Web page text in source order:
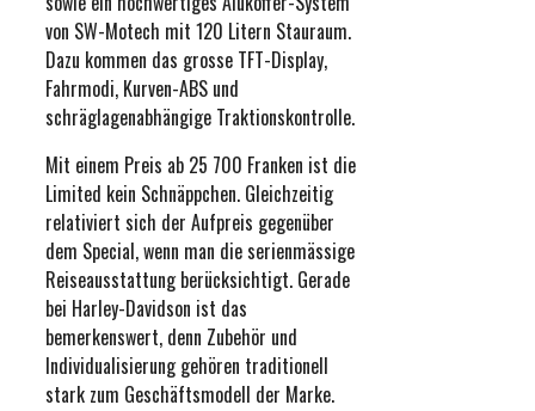
von SW-Motech mit 120 Litern Stauraum.
Dazu kommen das grosse TFT-Display,
Fahrmodi, Kurven-ABS und
schräglagenabhängige Traktionskontrolle.
Mit einem Preis ab 25 700 Franken ist die
Limited kein Schnäppchen. Gleichzeitig
relativiert sich der Aufpreis gegenüber
dem Special, wenn man die serienmässige
Reiseausstattung berücksichtigt. Gerade
bei Harley-Davidson ist das
bemerkenswert, denn Zubehör und
Individualisierung gehören traditionell
stark zum Geschäftsmodell der Marke.